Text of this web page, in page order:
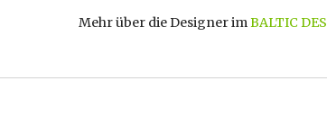
Mehr über die Designer imBALTIC